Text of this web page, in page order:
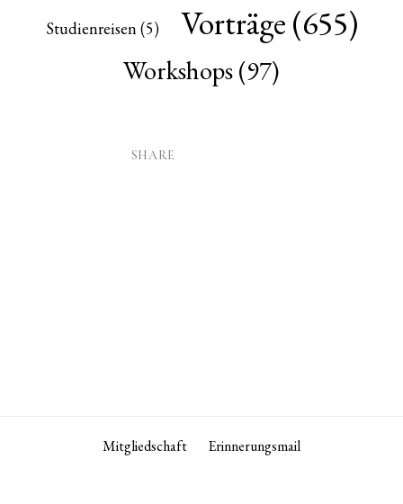
Studienreisen (5) Vorträge(655)
Workshops(97)
SHARE
Mitgliedschaft Erinnerungsmail